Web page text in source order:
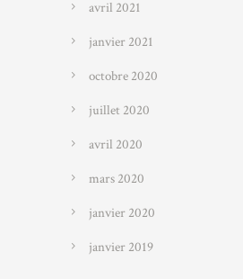
avril 2021
janvier 2021
octobre 2020
juillet 2020
avril 2020
mars 2020
janvier 2020
janvier 2019